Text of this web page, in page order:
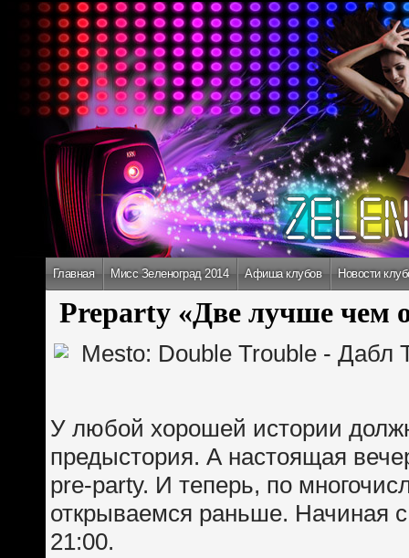
Главная Мисс Зеленоград 2014 Афиша клубов Новости
Preparty «Две лучше чем
Mesto: Double Trouble - Дабл
У любой хорошей истории
предыстория. А настоящая
pre-party. И теперь, по
открываемся раньше. Начиная
21:00.